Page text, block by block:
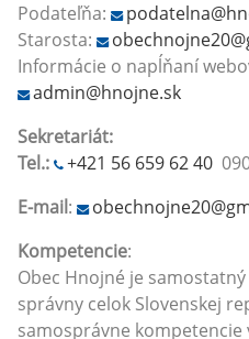
Podateľňa:
Starosta:
Informácie o napĺňaní
admin@hnojne.sk
Sekretariát:
Tel.:
+421 56 659 62 40
E-mail:
Kompetencie:
Obec Hnojné je
správny celok Slovenskej
samosprávne